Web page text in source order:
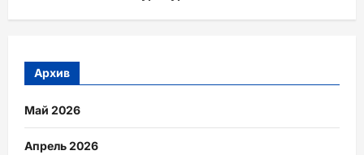
Архив
Май 2026
Апрель 2026